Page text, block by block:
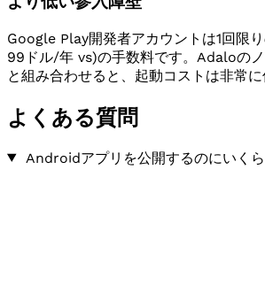
Google Play開発者アカウントは1回限
99ドル/年 vs)の手数料です。Adaloの
と組み合わせると、起動コストは非常に
よくある質問
Androidアプリを公開するのにいく